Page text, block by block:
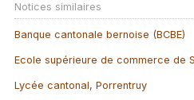
Notices similaires
Banque cantonale bernoise (BCBE)
Ecole supérieure de commerce de
Lycée cantonal, Porrentruy